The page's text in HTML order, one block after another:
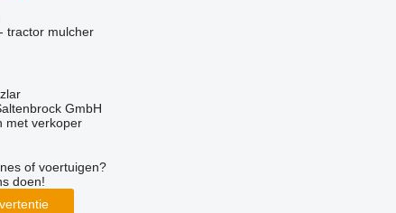
tractor mulcher
GmbH
met verkoper
of voertuigen?
doen!